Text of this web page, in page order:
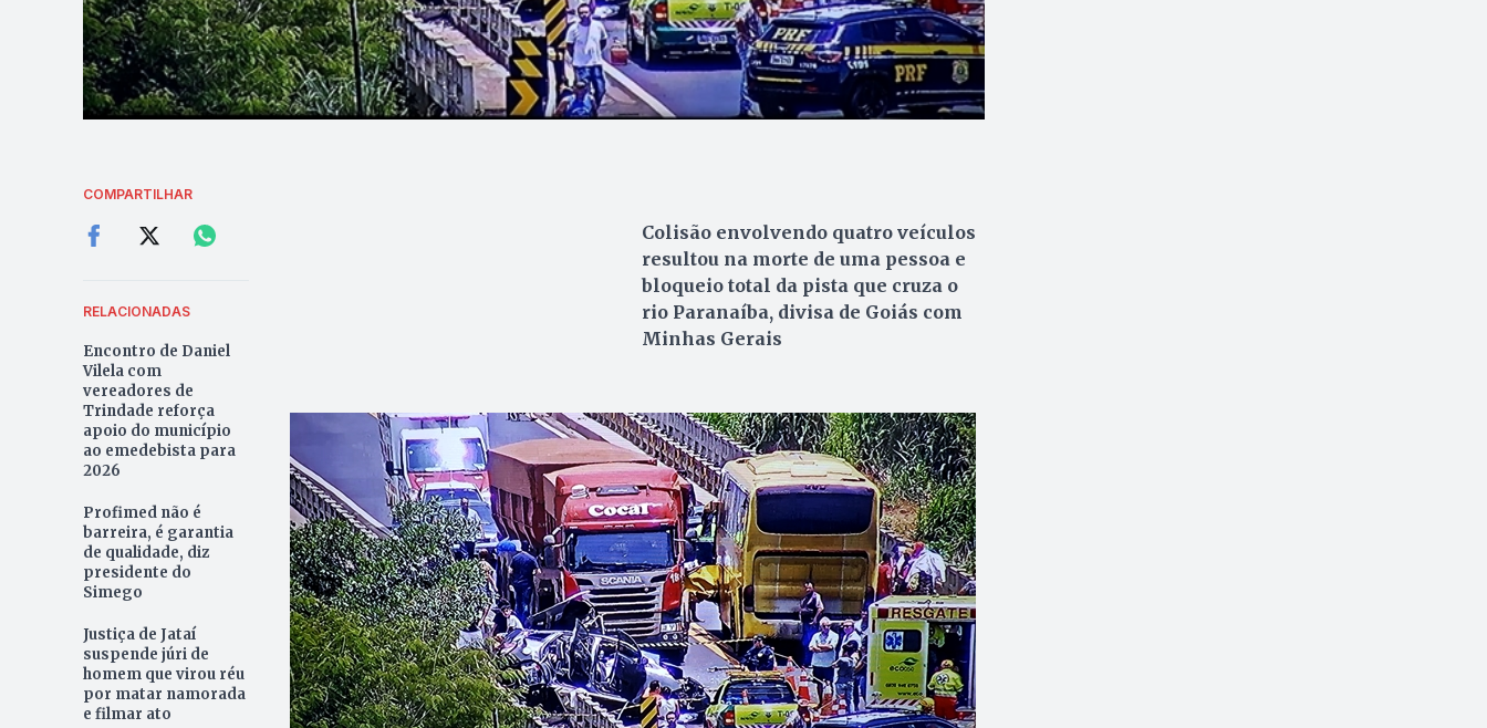
COMPARTILHAR
RELACIONADAS
Encontro de Daniel
Vilela com
vereadores de
Trindade reforça
apoio do município
ao emedebista para
2026
Profimed não é
barreira, é garantia
de qualidade, diz
presidente do
Simego
Justiça de Jataí
suspende júri de
homem que virou réu
por matar namorada
e filmar ato
Colisão envolvendo quatro veículos
resultou na morte de uma pessoa e
bloqueio total da pista que cruza o
rio Paranaíba, divisa de Goiás com
Minhas Gerais